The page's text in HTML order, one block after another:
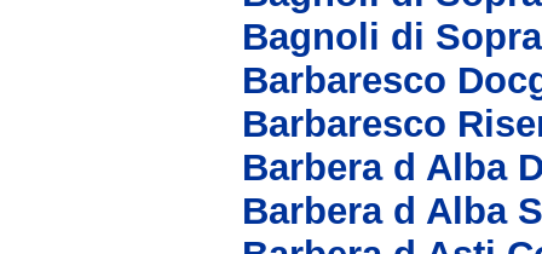
Bagnoli di
Barbaresco
Barbaresco
Barbera d Alba
Barbera d Alba